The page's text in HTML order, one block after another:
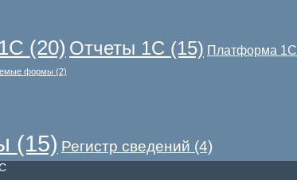
(20) Отчеты 1С (15) Платформа 1С
формы (2)
(15) Регистр сведений (4)